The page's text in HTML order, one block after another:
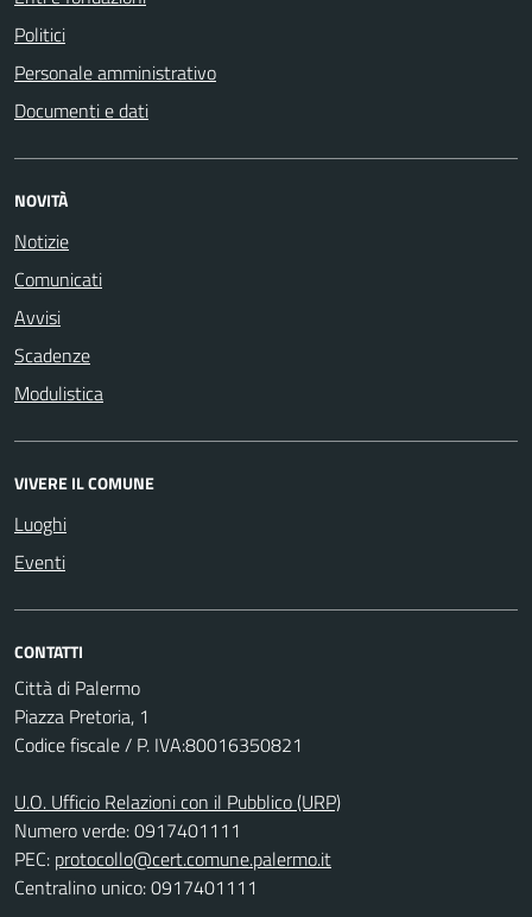
Politici
Personale amministrativo
Documenti e dati
NOVITÀ
Notizie
Comunicati
Avvisi
Scadenze
Modulistica
VIVERE IL COMUNE
Luoghi
Eventi
CONTATTI
Città di Palermo
Piazza Pretoria, 1
Codice fiscale / P. IVA:80016350821
U.O. Ufficio Relazioni con il Pubblico (URP)
Numero verde: 0917401111
PEC: protocollo@cert.comune.palermo.it
Centralino unico: 0917401111